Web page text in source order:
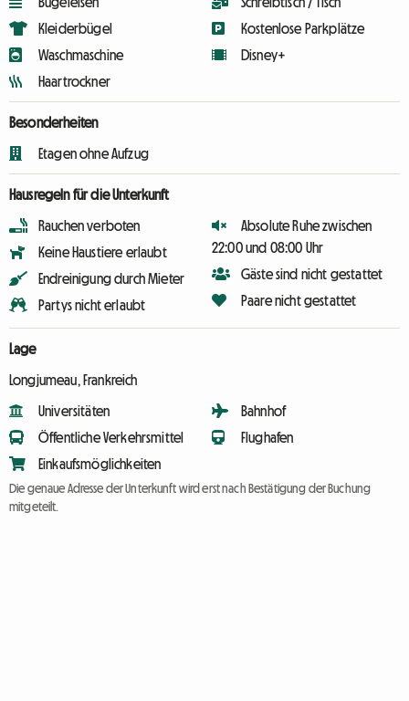
Kleiderbügel
Waschmaschine
Haartrockner
Kostenlose Parkplätze
Disney+
Besonderheiten
Etagen ohne Aufzug
Hausregeln für die Unterkunft
Rauchen verboten
Keine Haustiere erlaubt
Endreinigung durch Mieter
Partys nicht erlaubt
Absolute Ruhe zwischen
22:00 und 08:00 Uhr
Gäste sind nicht gestattet
Paare nicht gestattet
Lage
Longjumeau, Frankreich
Universitäten
Öffentliche Verkehrsmittel
Einkaufsmöglichkeiten
Bahnhof
Flughafen
Die genaue Adresse der Unterkunft wird erst nach Bestätigung der Buchung
mitgeteilt.